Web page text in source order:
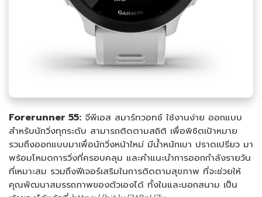
Forerunner 55: จีพีเอส สมาร์ทวอทช์ ใช้งานง่าย ออกแบบ
สำหรับนักวิ่งทุกระดับ สามารถติดตามสถิติ เพื่อพิชิตเป้าหมาย
รวมถึงออกแบบมาเพื่อนักวิ่งหน้าใหม่ มีน้ำหนักเบา ปราดเปรียว มา
พร้อมโหมดการวิ่งที่ครอบคลุม และคำแนะนำการออกกำลังรายวัน
ที่เหมาะสม รวมถึงฟีเจอร์เสริมในการติดตามสุขภาพ ที่จะช่วยให้
คุณพัฒนาสมรรถภาพของตัวเองได้ ทั้งในและนอกสนาม เป็น